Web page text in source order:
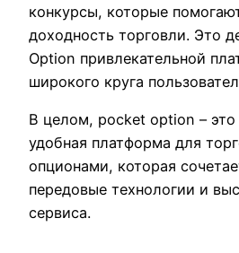
конкурсы, которые
доходность торговли. Это
Option привлекательной
широкого круга
В целом, pocket option – это
удобная платформа для
опционами, которая
передовые технологии и
сервиса.